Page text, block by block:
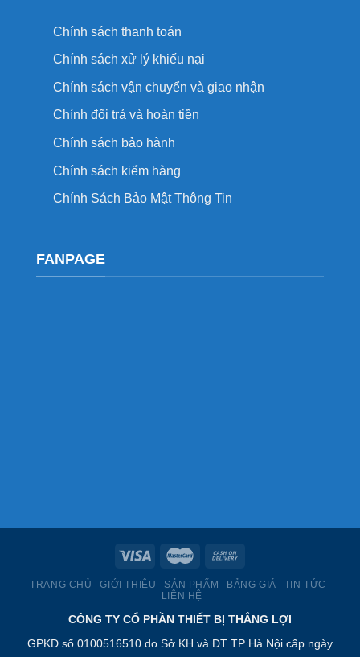
Chính sách thanh toán
Chính sách xử lý khiếu nại
Chính sách vận chuyển và giao nhận
Chính đổi trả và hoàn tiền
Chính sách bảo hành
Chính sách kiểm hàng
Chính Sách Bảo Mật Thông Tin
FANPAGE
TRANG CHỦ GIỚI THIỆU SẢN PHẨM BẢNG GIÁ
TIN TỨC
LIÊN HỆ
CÔNG TY CỔ PHẦN THIẾT BỊ THẮNG LỢI
GPKD số 0100516510 do Sở KH và ĐT TP Hà Nội cấp ngày